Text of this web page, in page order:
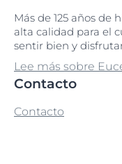
Más de 125 años de
alta calidad para el
sentir bien y
Lee más sobre
Contacto
Contacto